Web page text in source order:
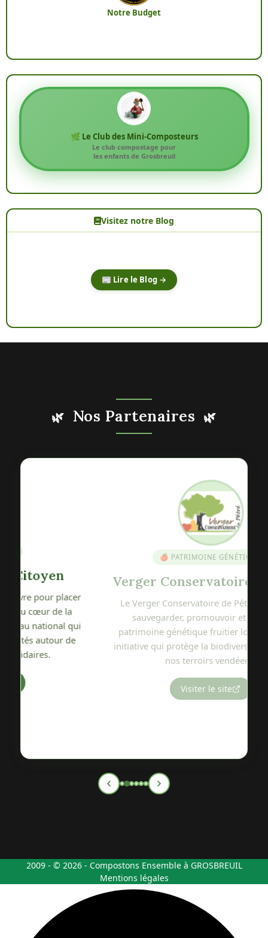
Notre Budget
🌿 Le Club des Mini-Composteurs
Le club compostage pour
les enfants de Grosbreuil
Visitez notre Blog
📰 Lire le Blog →
🌿 Nos Partenaires 🌿
🍎 PATRIMOINE GÉNÉTIQUE
Verger Conservatoire de Pétré
Le Verger Conservatoire de Pétré s'engage à
sauvegarder, promouvoir et diffuser le
patrimoine génétique fruitier local. Une belle
initiative qui protège la biodiversité variétale de
nos terroirs vendéens.
2009 - © 2026 - Compostons Ensemble à GROSBREUIL
Mentions légales